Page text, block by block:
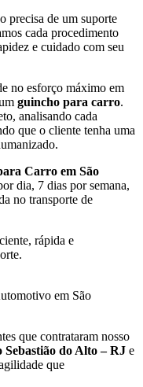
precisa de um suporte
cada procedimento
e cuidado com seu
no esforço máximo em
guincho para carro.
analisando cada
que o cliente tenha uma
Carro em São
dia, 7 dias por semana,
no transporte de
rápida e
em São
que contrataram nosso
do Alto – RJ e
que